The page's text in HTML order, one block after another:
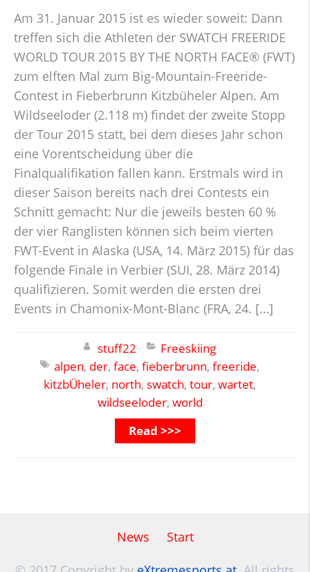
Am 31. Januar 2015 ist es wieder soweit: Dann
treffen sich die Athleten der SWATCH FREERIDE
WORLD TOUR 2015 BY THE NORTH FACE® (FWT)
zum elften Mal zum Big-Mountain-Freeride-
Contest in Fieberbrunn Kitzbüheler Alpen. Am
Wildseeloder (2.118 m) findet der zweite Stopp
der Tour 2015 statt, bei dem dieses Jahr schon
eine Vorentscheidung über die
Finalqualifikation fallen kann. Erstmals wird in
dieser Saison bereits nach drei Contests ein
Schnitt gemacht: Nur die jeweils besten 60 %
der vier Ranglisten können sich beim vierten
FWT-Event in Alaska (USA, 14. März 2015) für das
folgende Finale in Verbier (SUI, 28. März 2014)
qualifizieren. Somit werden die ersten drei
Events in Chamonix-Mont-Blanc (FRA, 24. […]
stuff22
Freeskiing
alpen, der, face, fieberbrunn, freeride,
kitzbÜheler, north, swatch, tour, wartet,
wildseeloder, world
Read >>>
News
Start